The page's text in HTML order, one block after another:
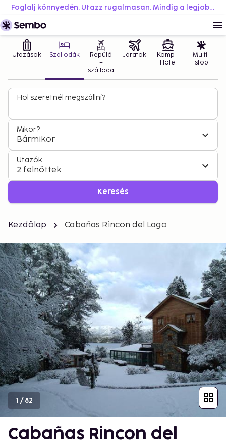
Foglalj könnyedén. Utazz rugalmasan. Mindig a legjobb áron.
Utazások Szállodák
Repülő
+
szálloda
Járatok
Komp +
Hotel
Multi-
stop
Hol szeretnél megszállni?
Mikor?
Bármikor
Utazók
2 felnőttek
Keresés
Kezdőlap Cabañas Rincon del Lago
1 /82
Cabañas Rincon del